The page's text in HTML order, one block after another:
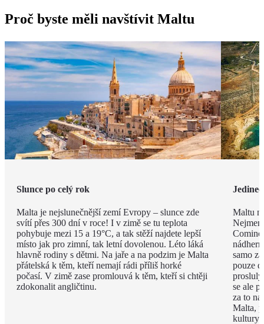
Proč byste měli navštívit Maltu
Slunce po celý rok
Malta je nejslunečnější zemí Evropy – slunce zde
svítí přes 300 dní v roce! I v zimě se tu teplota
pohybuje mezi 15 a 19°C, a tak stěží najdete lepší
místo jak pro zimní, tak letní dovolenou. Léto láká
hlavně rodiny s dětmi. Na jaře a na podzim je Malta
přátelská k těm, kteří nemají rádi příliš horké
počasí. V zimě zase promlouvá k těm, kteří si chtěji
zdokonalit angličtinu.
Maltu
samo
pouze
se ale
za to
Malta,
kultury